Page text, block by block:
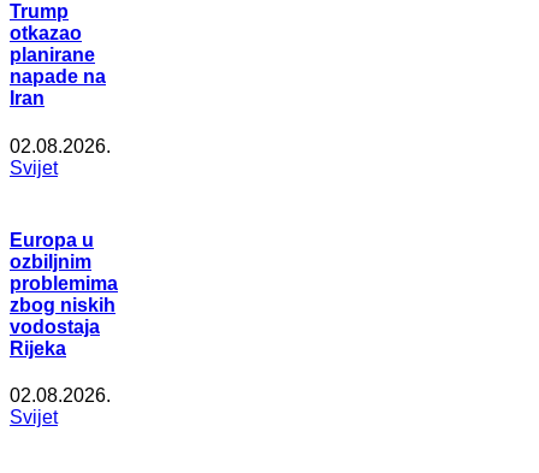
Trump
otkazao
planirane
napade na
Iran
02.08.2026.
Svijet
Europa u
ozbiljnim
problemima
zbog niskih
vodostaja
Rijeka
02.08.2026.
Svijet